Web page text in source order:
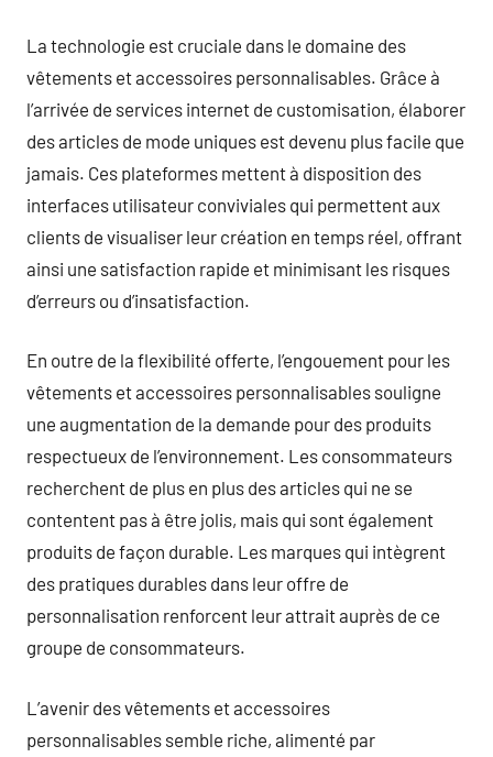
La technologie est cruciale dans le domaine des
vêtements et accessoires personnalisables. Grâce à
l’arrivée de services internet de customisation, élaborer
des articles de mode uniques est devenu plus facile que
jamais. Ces plateformes mettent à disposition des
interfaces utilisateur conviviales qui permettent aux
clients de visualiser leur création en temps réel, offrant
ainsi une satisfaction rapide et minimisant les risques
d’erreurs ou d’insatisfaction.
En outre de la flexibilité offerte, l’engouement pour les
vêtements et accessoires personnalisables souligne
une augmentation de la demande pour des produits
respectueux de l’environnement. Les consommateurs
recherchent de plus en plus des articles qui ne se
contentent pas à être jolis, mais qui sont également
produits de façon durable. Les marques qui intègrent
des pratiques durables dans leur offre de
personnalisation renforcent leur attrait auprès de ce
groupe de consommateurs.
L’avenir des vêtements et accessoires
personnalisables semble riche, alimenté par